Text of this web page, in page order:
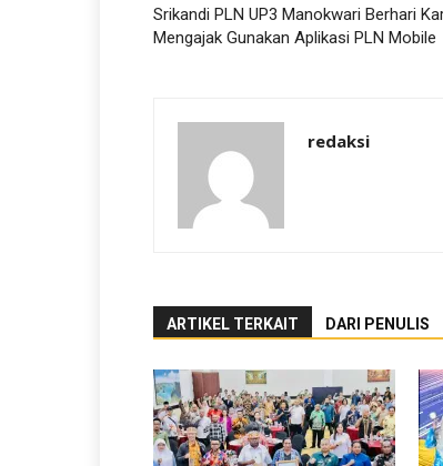
Srikandi PLN UP3 Manokwari Berhari
Mengajak Gunakan Aplikasi PLN Mobile
redaksi
ARTIKEL TERKAIT DARI PENULIS